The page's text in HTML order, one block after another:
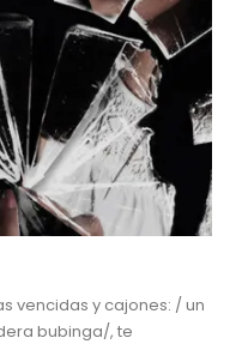
vencidas y cajones: / un
bubinga/, te